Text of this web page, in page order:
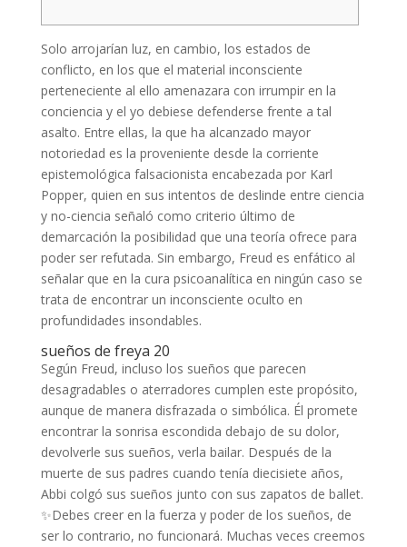
Solo arrojarían luz, en cambio, los estados de
conflicto, en los que el material inconsciente
perteneciente al ello amenazara con irrumpir en la
conciencia y el yo debiese defenderse frente a tal
asalto. Entre ellas, la que ha alcanzado mayor
notoriedad es la proveniente desde la corriente
epistemológica falsacionista encabezada por Karl
Popper, quien en sus intentos de deslinde entre ciencia
y no-ciencia señaló como criterio último de
demarcación la posibilidad que una teoría ofrece para
poder ser refutada. Sin embargo, Freud es enfático al
señalar que en la cura psicoanalítica en ningún caso se
trata de encontrar un inconsciente oculto en
profundidades insondables.
sueños de freya 20
Según Freud, incluso los sueños que parecen
desagradables o aterradores cumplen este propósito,
aunque de manera disfrazada o simbólica. Él promete
encontrar la sonrisa escondida debajo de su dolor,
devolverle sus sueños, verla bailar. Después de la
muerte de sus padres cuando tenía diecisiete años,
Abbi colgó sus sueños junto con sus zapatos de ballet.
✨Debes creer en la fuerza y poder de los sueños, de
ser lo contrario, no funcionará. Muchas veces creemos